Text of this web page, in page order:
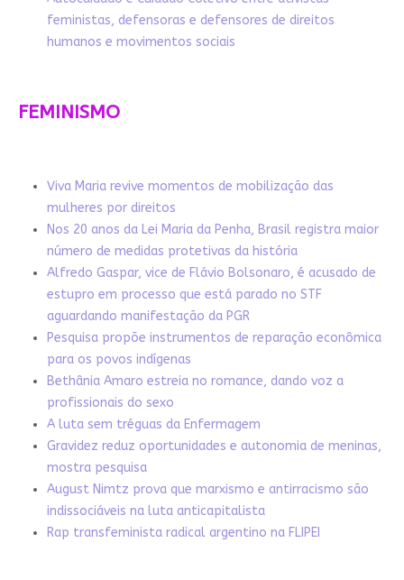
feministas, defensoras e defensores de direitos
humanos e movimentos sociais
FEMINISMO
Viva Maria revive momentos de mobilização das
mulheres por direitos
Nos 20 anos da Lei Maria da Penha, Brasil registra maior
número de medidas protetivas da história
Alfredo Gaspar, vice de Flávio Bolsonaro, é acusado de
estupro em processo que está parado no STF
aguardando manifestação da PGR
Pesquisa propõe instrumentos de reparação econômica
para os povos indígenas
Bethânia Amaro estreia no romance, dando voz a
profissionais do sexo
A luta sem tréguas da Enfermagem
Gravidez reduz oportunidades e autonomia de meninas,
mostra pesquisa
August Nimtz prova que marxismo e antirracismo são
indissociáveis na luta anticapitalista
Rap transfeminista radical argentino na FLIPEI